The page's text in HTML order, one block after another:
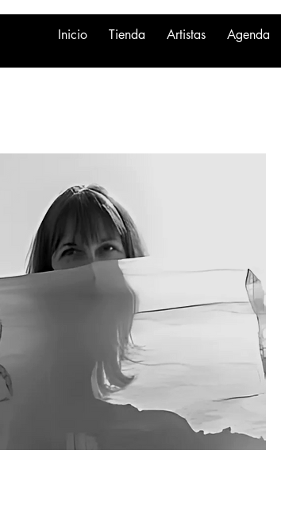
Inicio Tienda Artistas Agenda